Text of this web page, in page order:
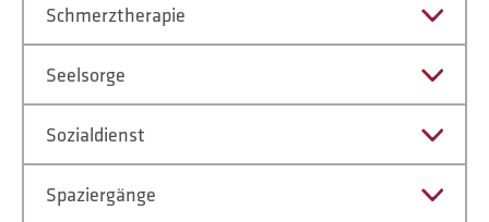
Schmerztherapie
Seelsorge
Sozialdienst
Spaziergänge